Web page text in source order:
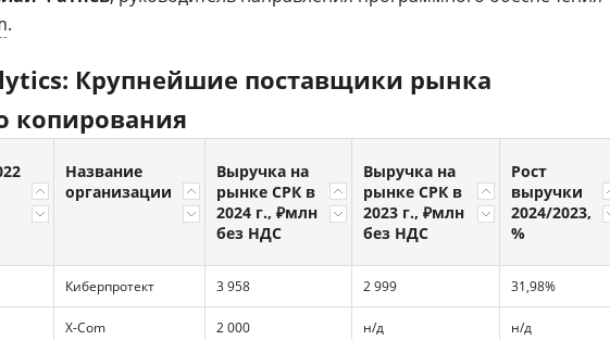
.
Крупнейшие поставщики рынка
копирования
Название
организации
Выручка на
рынке СРК в
2024 г., ₽млн
без НДС
Выручка на
рынке СРК в
2023 г., ₽млн
без НДС
Рост
выручки
2024/2023,
%
Киберпротект 3 958 2 999 31,98%
X-Com 2 000 н/д н/д